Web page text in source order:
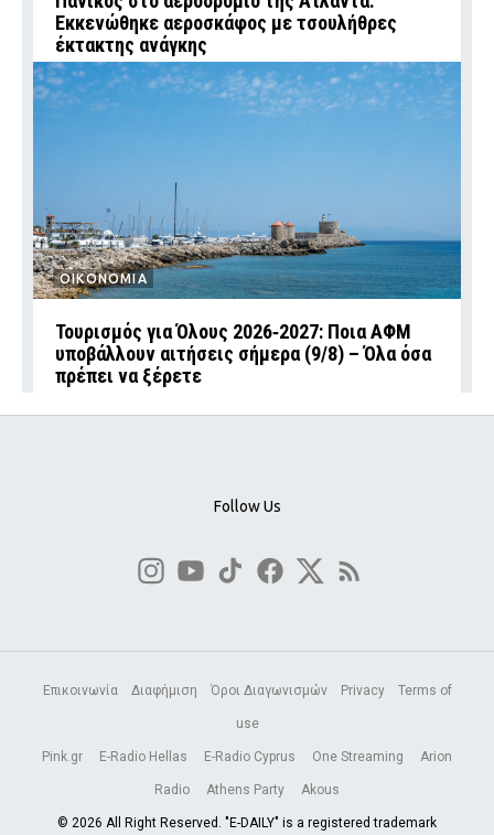
Εκκενώθηκε αεροσκάφος με τσουλήθρες
έκτακτης ανάγκης
ΟΙΚΟΝΟΜΙΑ
Τουρισμός για Όλους 2026‑2027: Ποια ΑΦΜ
υποβάλλουν αιτήσεις σήμερα (9/8) – Όλα όσα
πρέπει να ξέρετε
Follow Us
Επικοινωνία Διαφήμιση Όροι Διαγωνισμών Privacy Terms of
use
Pink.gr E-Radio Hellas E-Radio Cyprus One Streaming Arion
Radio Athens Party Akous
© 2026 All Right Reserved. "E-DAILY" is a registered trademark